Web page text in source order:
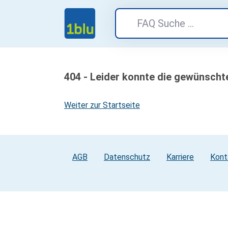
404 - Leider konnte die
Weiter zur Startseite
AGB Datenschutz Karriere